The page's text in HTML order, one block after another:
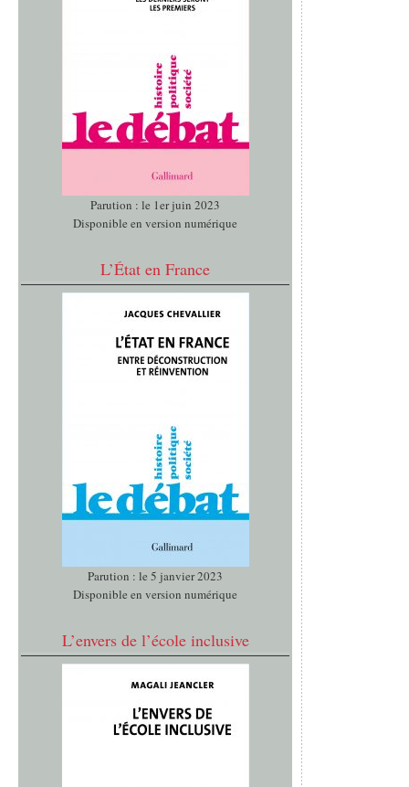
Parution : le 1er juin 2023
Disponible en version numérique
L’État en France
Parution : le 5 janvier 2023
Disponible en version numérique
L’envers de l’école inclusive